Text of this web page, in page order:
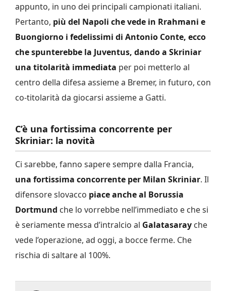
appunto, in uno dei principali campionati italiani.
Pertanto, più del Napoli che vede in Rrahmani e
Buongiorno i fedelissimi di Antonio Conte, ecco
che spunterebbe la Juventus, dando a Skriniar
una titolarità immediata per poi metterlo al
centro della difesa assieme a Bremer, in futuro, con
co-titolarità da giocarsi assieme a Gatti.
C’è una fortissima concorrente per
Skriniar: la novità
Ci sarebbe, fanno sapere sempre dalla Francia,
una fortissima concorrente per Milan Skriniar. Il
difensore slovacco piace anche al Borussia
Dortmund che lo vorrebbe nell’immediato e che si
è seriamente messa d’intralcio al Galatasaray che
vede l’operazione, ad oggi, a bocce ferme. Che
rischia di saltare al 100%.